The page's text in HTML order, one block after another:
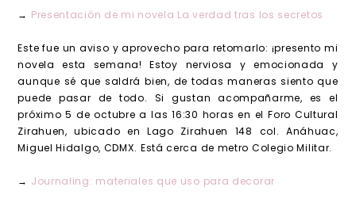
→ Presentación de mi novela La verdad tras los secretos
Este fue un aviso y aprovecho para retomarlo: ¡presento mi
novela esta semana! Estoy nerviosa y emocionada y
aunque sé que saldrá bien, de todas maneras siento que
puede pasar de todo. Si gustan acompañarme, es el
próximo 5 de octubre a las 16:30 horas en el Foro Cultural
Zirahuen, ubicado en Lago Zirahuen 148 col. Anáhuac,
Miguel Hidalgo, CDMX. Está cerca de metro Colegio Militar.
→ Journaling: materiales que uso para decorar